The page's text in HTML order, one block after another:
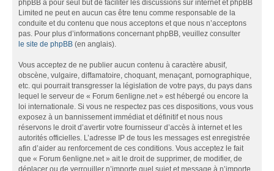
phpBB a pour seul but de faciliter les discussions sur internet et phpBB
Limited ne peut en aucun cas être tenu comme responsable de la
conduite et du contenu que nous acceptons et que nous n’acceptons
pas. Pour plus d’informations concernant phpBB, veuillez consulter
le site de phpBB (en anglais).
Vous acceptez de ne publier aucun contenu à caractère abusif,
obscène, vulgaire, diffamatoire, choquant, menaçant, pornographique,
etc. qui pourrait transgresser la législation de votre pays, du pays dans
lequel le serveur de « Forum 6enligne.net » est hébergé ou encore la
loi internationale. Si vous ne respectez pas ces dispositions, vous vous
exposez à un bannissement immédiat et définitif et nous nous
réservons le droit d’avertir votre fournisseur d’accès à internet et les
autorités officielles. L’adresse IP de tous les messages est enregistrée
afin d’aider au renforcement de ces conditions. Vous acceptez le fait
que « Forum 6enligne.net » ait le droit de supprimer, de modifier, de
déplacer ou de verrouiller n’importe quel sujet et message à n’importe